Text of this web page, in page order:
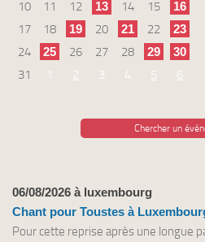
10
11 12 13 14 15 16
17 18 19 20 21 22 23
24 25 26 27 28 29 30
31 1 2 3 4 5 6
Chercher un
06/08/2026 à luxembourg
Chant pour Toustes à
Pour cette reprise après une longue